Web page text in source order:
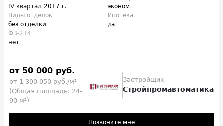
IV квартал 2017 г.
эконом
Виды отделок
без отделки
Ипотека
да
ФЗ-214
нет
от 50 000 руб.
от 1 300 050 руб./м²
(Общая площадь: 24-
90 м²)
Застройщик
Стройпромавтоматика
Позвоните мне